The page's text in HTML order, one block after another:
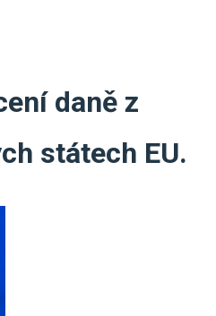
daně z
státech EU.